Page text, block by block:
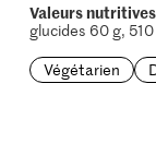
Valeurs
glucides 60 g,
Végétarien